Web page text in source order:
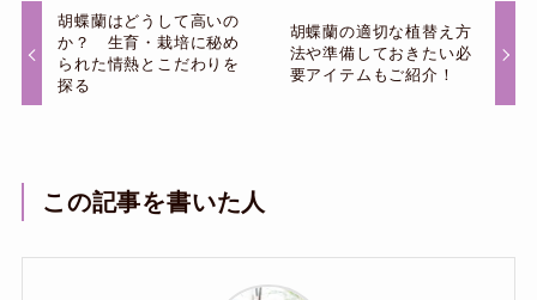
胡蝶蘭はどうして高いの
か？ 生育・栽培に秘め
られた情熱とこだわりを
探る
胡蝶蘭の適切な植替え方
法や準備しておきたい必
要アイテムもご紹介！
この記事を書いた人